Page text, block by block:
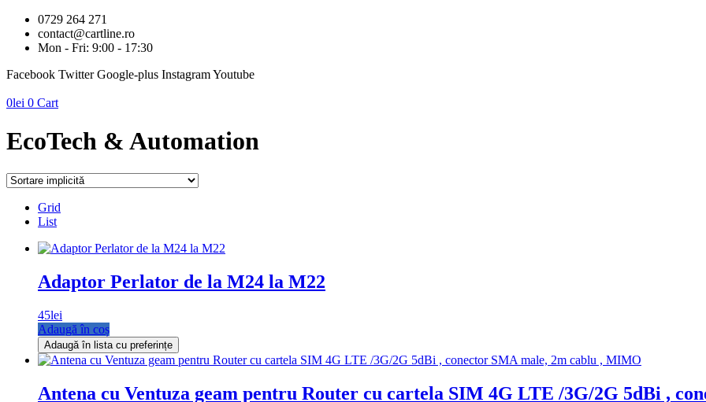
0729 264 271
contact@cartline.ro
Mon - Fri: 9:00 - 17:30
Facebook Twitter Google-plus InstagramYoutube
0lei 0 Cart
EcoTech & Automation
Grid
List
Adaptor Perlator de la M24 la M22
45lei
Adaugă în coș
Adaugă în lista cu preferințe
Antena cu Ventuza geam pentru Router cu cartela SIM 4G LTE /3G/2G 5dBi ,